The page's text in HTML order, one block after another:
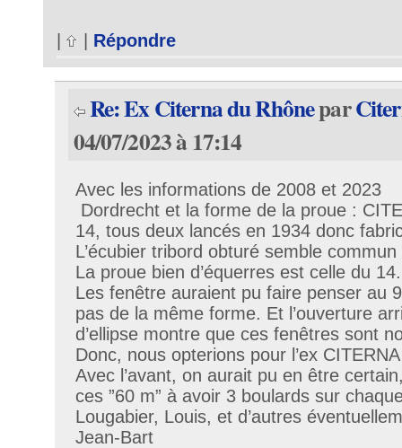
Répondre
Re: Ex Citerna du Rhônepar
04/07/2023 à 17:14
Avec les informations de 2008 et 2023
Dordrecht et la forme de la proue :
14, tous deux lancés en 1934 donc
L’écubier tribord obturé semble
La proue bien d’équerres est celle du 14.
Les fenêtre auraient pu faire penser au
pas de la même forme. Et l’ouverture
d’ellipse montre que ces fenêtres sont
Donc, nous opterions pour l’ex
Avec l’avant, on aurait pu en être
ces ”60 m” à avoir 3 boulards sur
Lougabier, Louis, et d’autres
Jean-Bart